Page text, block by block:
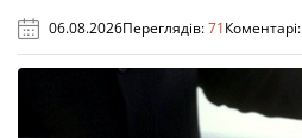
06.08.2026Переглядів:71Коментарі: